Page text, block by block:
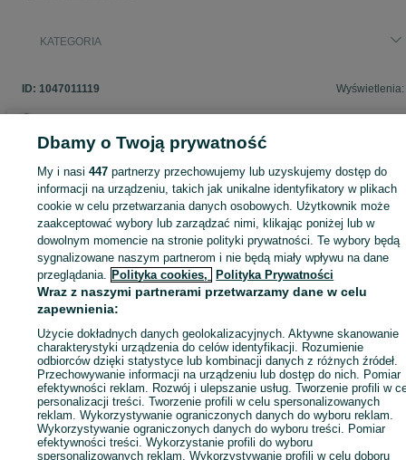
KATEGORIA
ID: 1047011119 Wyświetlenia:
Zaloguj się lub załóż konto na OLX, aby skontaktować się z
sprzedającym
Zaloguj się / Załóż konto
Kup
Dbamy o Twoją prywatność
My i nasi447 partnerzy przechowujemy lub uzyskujemy dostęp do
informacji na urządzeniu, takich jak unikalne identyfikatory w plikach
cookie w celu przetwarzania danych osobowych. Użytkownik może
zaakceptować wybory lub zarządzać nimi, klikając poniżej lub w
dowolnym momencie na stronie polityki prywatności. Te wybory będą
sygnalizowane naszym partnerom i nie będą miały wpływu na dane
przeglądania. Polityka cookies, Polityka Prywatności
Wraz z naszymi partnerami przetwarzamy dane w celu
zapewnienia:
Użycie dokładnych danych geolokalizacyjnych. Aktywne skanowanie
charakterystyki urządzenia do celów identyfikacji. Rozumienie
odbiorców dzięki statystyce lub kombinacji danych z różnych źródeł.
Przechowywanie informacji na urządzeniu lub dostęp do nich. Pomiar
efektywności reklam. Rozwój i ulepszanie usług. Tworzenie profili w
personalizacji treści. Tworzenie profili w celu spersonalizowanych
reklam. Wykorzystywanie ograniczonych danych do wyboru reklam.
Wykorzystywanie ograniczonych danych do wyboru treści. Pomiar
efektywności treści. Wykorzystanie profili do wyboru
spersonalizowanych reklam. Wykorzystywanie profili w celu doboru